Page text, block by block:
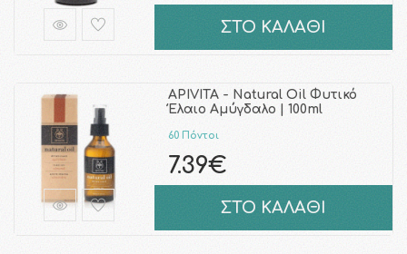
ΣΤΟ ΚΑΛΑΘΙ
APIVITA - Natural Oil Φυτικό
Έλαιο Αμύγδαλο | 100ml
60 Πόντοι
7.39€
ΣΤΟ ΚΑΛΑΘΙ